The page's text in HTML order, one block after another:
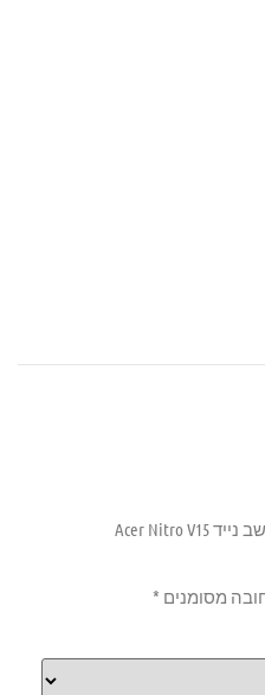
היה הראשון לכתוב סקירה “מחשב נייד Acer Nitro V15
מסומנים *